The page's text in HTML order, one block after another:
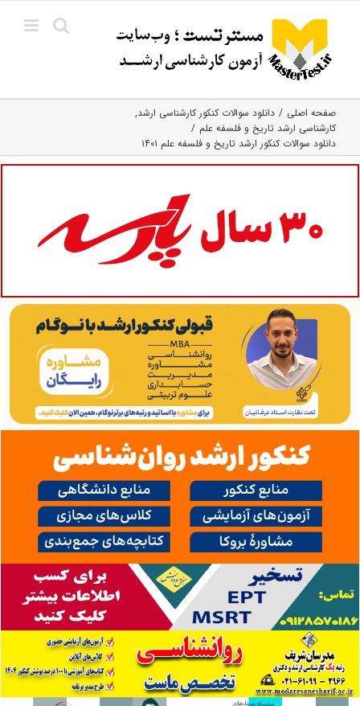
content
صفحه اصلی
دانلود سوالات کنکور کارشناسی ارشد
کارشناسی ارشد تاریخ و فلسفه علم
دانلود سوالات کنکور ارشد تاریخ و فلسفه علم ۱۴۰۱